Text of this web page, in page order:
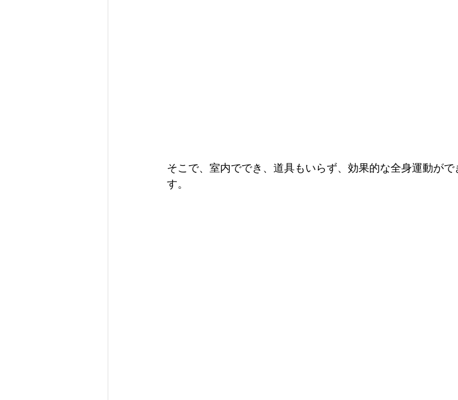
そこで、室内ででき、道具もいらず、効果的な全身運動がで
す。